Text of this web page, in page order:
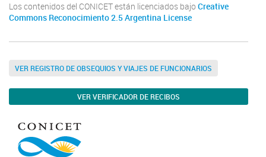
Los contenidos del CONICET están licenciados bajo Creative
Commons Reconocimiento 2.5 Argentina License
VER REGISTRO DE OBSEQUIOS Y VIAJES DE FUNCIONARIOS
VER VERIFICADOR DE RECIBOS